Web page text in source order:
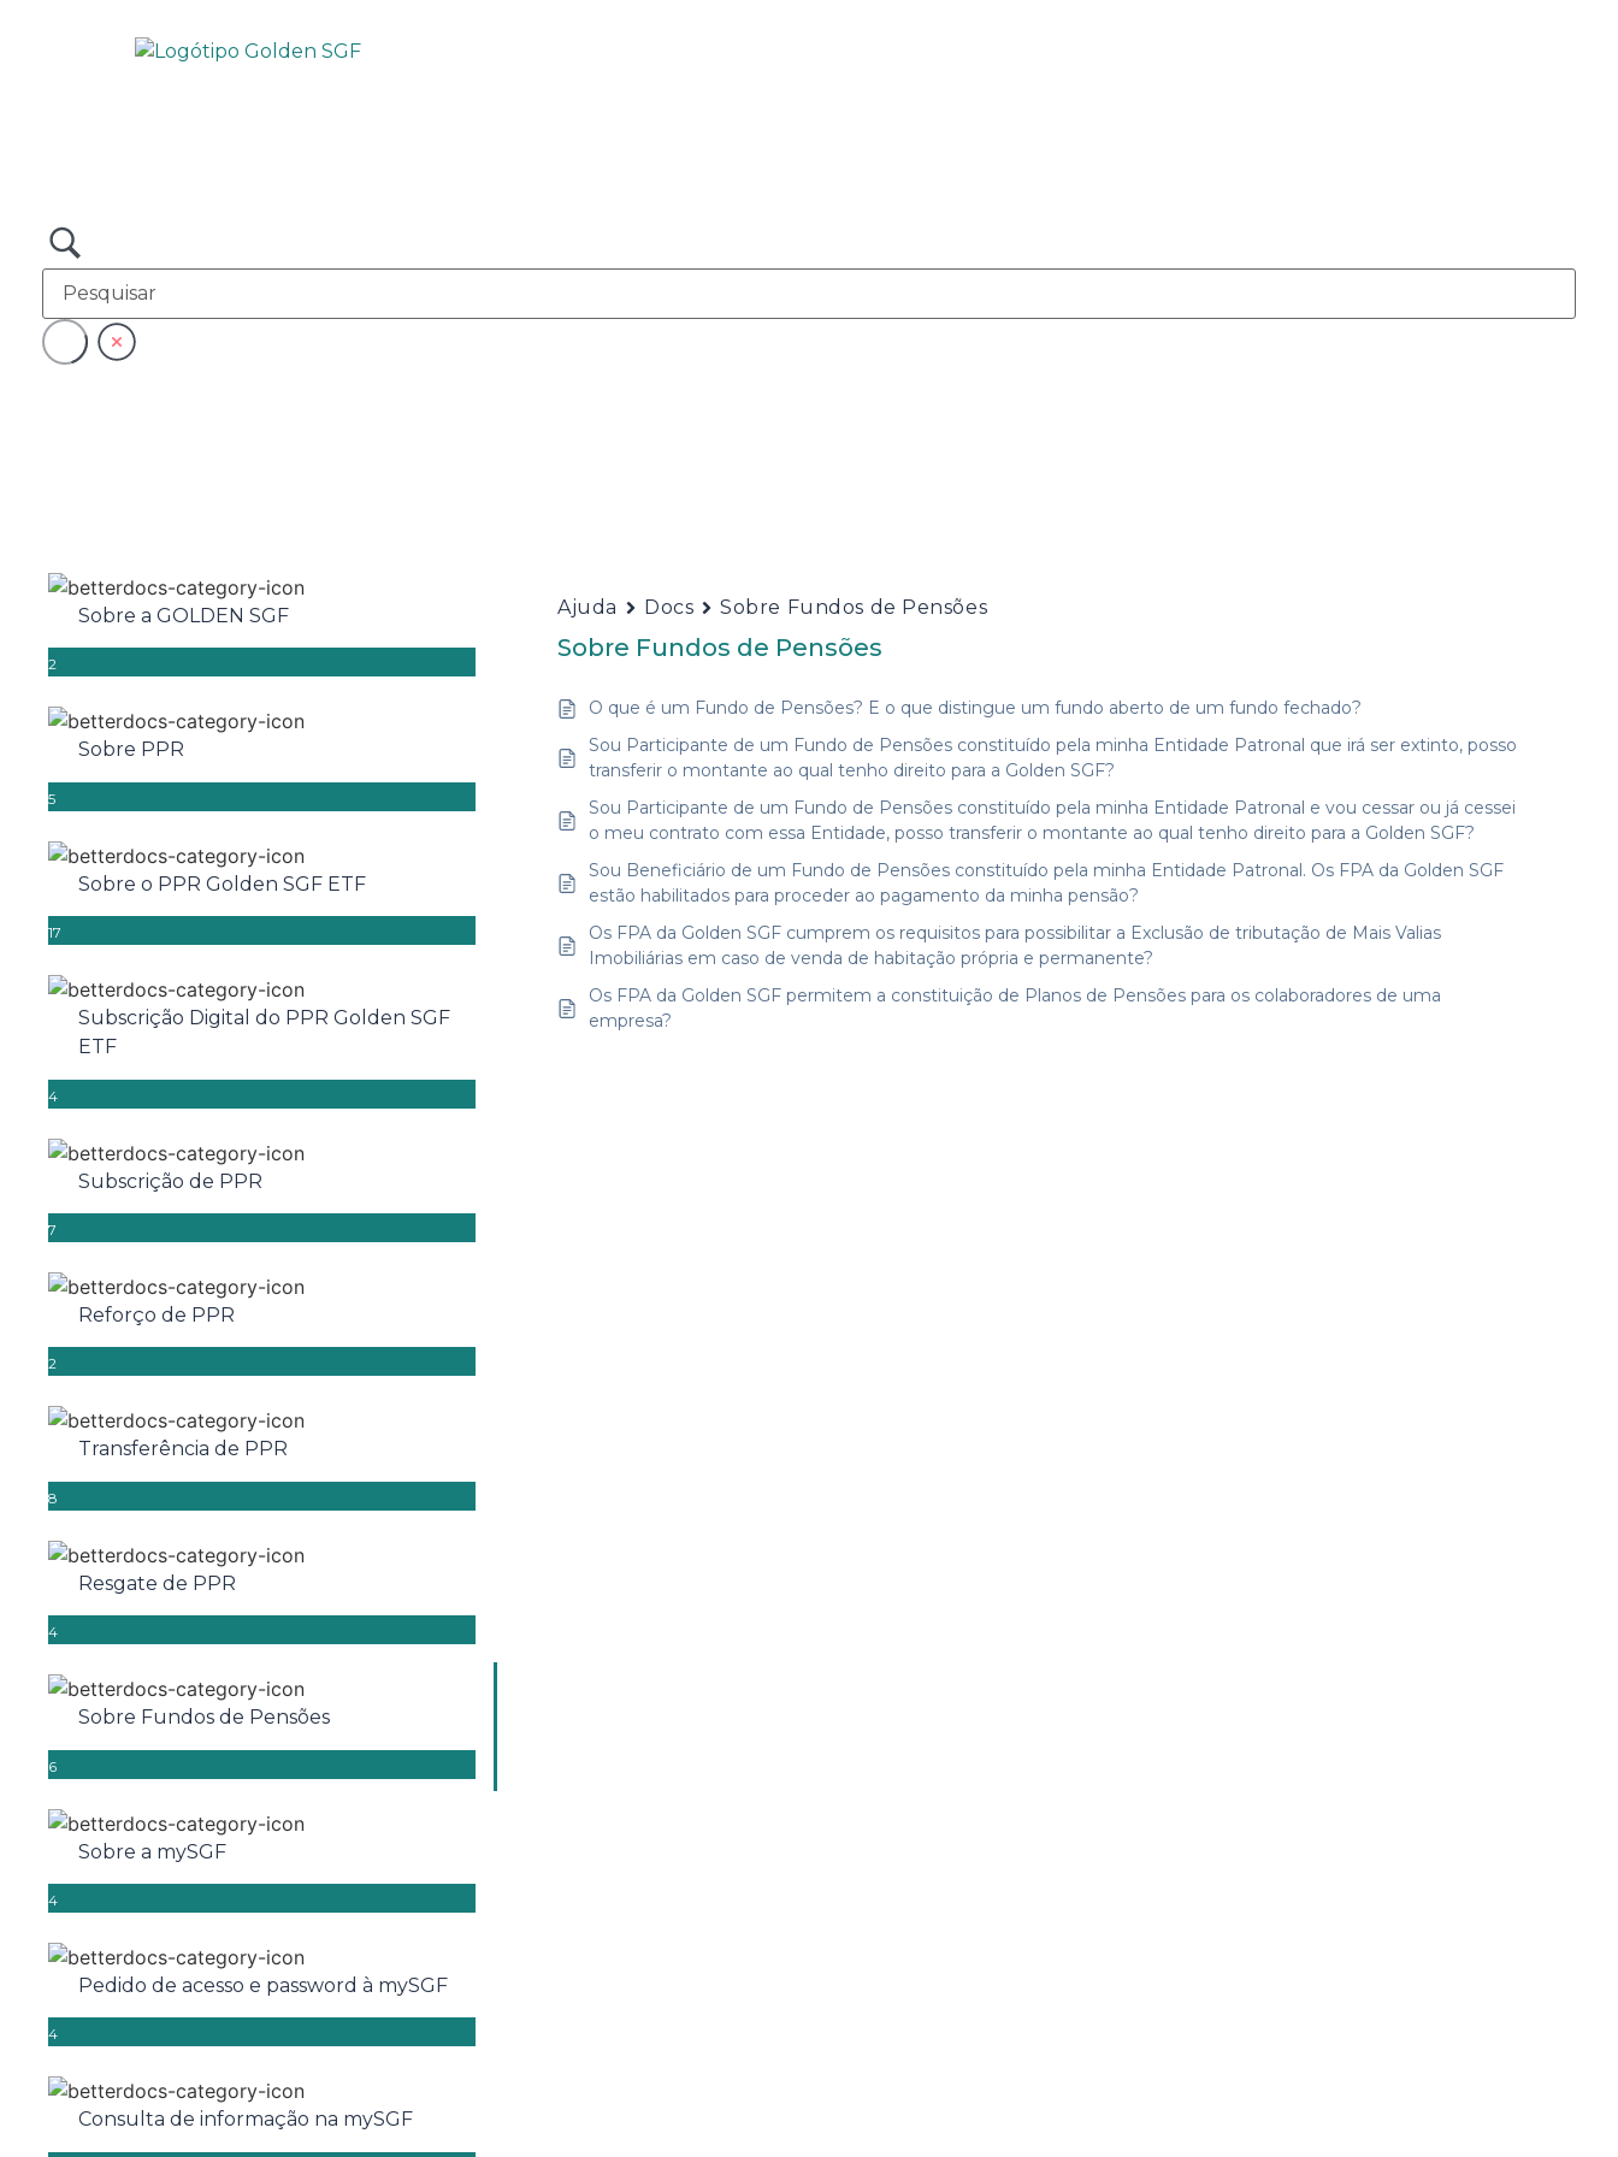
Sobre a GOLDEN SGF
2
Sobre PPR
5
Sobre o PPR Golden SGF ETF
17
Subscrição Digital do PPR Golden SGF
ETF
4
Subscrição de PPR
7
Reforço de PPR
2
Transferência de PPR
8
Resgate de PPR
4
Sobre Fundos de Pensões
6
Sobre a mySGF
4
Pedido de acesso e password à mySGF
4
Consulta de informação na mySGF
Ajuda Docs Sobre Fundos de Pensões
Sobre Fundos de Pensões
O que é um Fundo de Pensões? E o que distingue um fundo aberto de um fundo fechado?
Sou Participante de um Fundo de Pensões constituído pela minha Entidade Patronal que irá ser extinto, posso
transferir o montante ao qual tenho direito para a Golden SGF?
Sou Participante de um Fundo de Pensões constituído pela minha Entidade Patronal e vou cessar ou já cessei
o meu contrato com essa Entidade, posso transferir o montante ao qual tenho direito para a Golden SGF?
Sou Beneficiário de um Fundo de Pensões constituído pela minha Entidade Patronal. Os FPA da Golden SGF
estão habilitados para proceder ao pagamento da minha pensão?
Os FPA da Golden SGF cumprem os requisitos para possibilitar a Exclusão de tributação de Mais Valias
Imobiliárias em caso de venda de habitação própria e permanente?
Os FPA da Golden SGF permitem a constituição de Planos de Pensões para os colaboradores de uma
empresa?